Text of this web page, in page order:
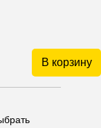
В корзину